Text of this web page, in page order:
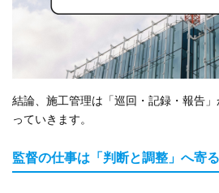
結論、施工管理は「巡回・記録・報告
っていきます。
監督の仕事は「判断と調整」へ寄る